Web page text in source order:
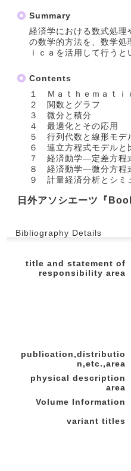
Summary
経済学における数式処理
の数学的方法を、数学処
ｉｃａを活用して行うと
Contents
１ Ｍａｔｈｅｍａｔｉ
２ 関数とグラフ
３ 微分と積分
４ 最適化とその応用
５ 行列代数と線形モデ
６ 連立方程式モデルと
７ 経済動学―定差方程
８ 経済動学―微分方程
９ 計量経済分析とシミ
日外アソシエーツ『
Bibliography Details
title and statement of
responsibility area
publication,distributio
n,etc.,area
physical description
area
Volume Information
variant titles